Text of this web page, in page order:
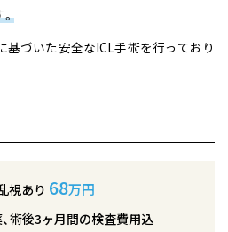
づいた安全なICL手術を行っており
あり 68万円
、術後3ヶ月間の検査費用込